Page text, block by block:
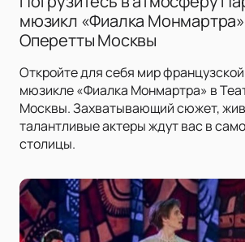
мюзикл «Фиалка
Оперетты Москвы
Откройте для себя мир
мюзикле «Фиалка Монмартра» в
Москвы. Захватывающий сюжет,
талантливые актеры ждут вас в
столицы.